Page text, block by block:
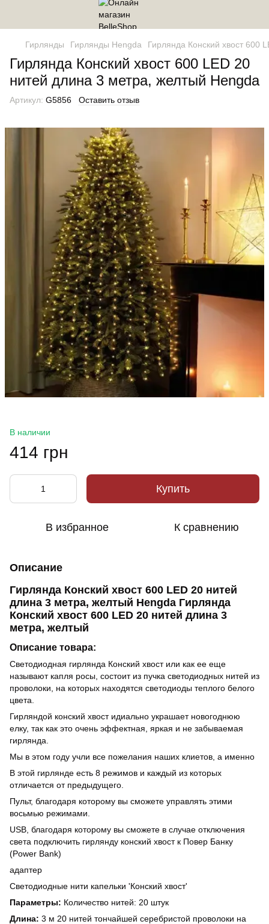
Гирлянды Гирлянды Hengda Гирлянда Конский хвост 600
Гирлянда Конский хвост 600 LED 20
нитей длина 3 метра, желтый Hengda
Артикул: G5856 Оставить отзыв
В наличии
414 грн
Купить
В избранное К сравнению
Описание
Гирлянда Конский хвост 600 LED 20 нитей
длина 3 метра, желтый Hengda Гирлянда
Конский хвост 600 LED 20 нитей длина 3
метра, желтый
Описание товара:
Светодиодная гирлянда Конский хвост или как ее еще
называют капля росы, состоит из пучка светодиодных нитей из
проволоки, на которых находятся светодиоды теплого белого
цвета.
Гирляндой конский хвост идиально украшает новогоднюю
елку, так как это очень эффектная, яркая и не забываемая
гирлянда.
Мы в этом году учли все пожелания наших клиетов, а именно
В этой гирлянде есть 8 режимов и каждый из которых
отличается от предыдущего.
Пульт, благодаря которому вы сможете управлять этими
восьмью режимами.
USB, благодаря которому вы сможете в случае отключения
света подключить гирлянду конский хвост к Повер Банку
(Power Bank)
адаптер
Светодиодные нити капельки 'Конский хвост'
Параметры: Количество нитей: 20 штук
Длина: 3 м 20 нитей тончайшей серебристой проволоки на